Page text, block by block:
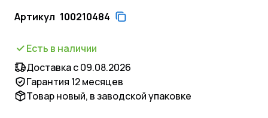
Артикул 100210484
Есть в наличии
Доставка с 09.08.2026
Гарантия 12 месяцев
Товар новый, в заводской упаковке